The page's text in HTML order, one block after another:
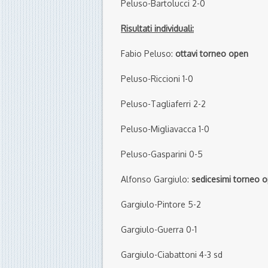
Peluso-Bartolucci 2-0
Risultati individuali:
Fabio Peluso: ottavi torneo open
Peluso-Riccioni 1-0
Peluso-Tagliaferri 2-2
Peluso-Migliavacca 1-0
Peluso-Gasparini 0-5
Alfonso Gargiulo: sedicesimi torneo
Gargiulo-Pintore 5-2
Gargiulo-Guerra 0-1
Gargiulo-Ciabattoni 4-3 sd